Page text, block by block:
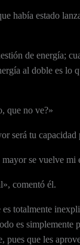
había estado
de energía;
al doble es lo
que no ve?»
será tu
se vuelve
comentó él.
totalmente
es simplemente
pues que les